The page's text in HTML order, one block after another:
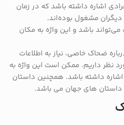
اشاره داشته باشد که در زمان
مشغول بوده‌اند.
باشد و این واژه به مکان
ضحاک خاصی، نیاز به اطلاعات
نظر داریم. ممکن است این واژه به
داشته باشد. همچنین داستان
داستان های جهان می باشد.